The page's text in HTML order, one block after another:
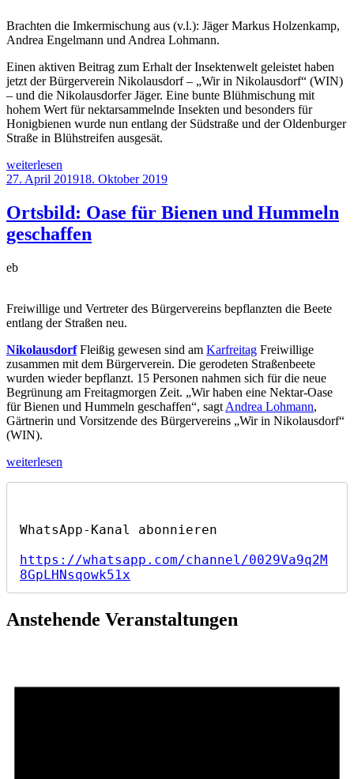
Brachten die Imkermischung aus (v.l.): Jäger Markus Holzenkamp,
Andrea Engelmann und Andrea Lohmann.
Einen aktiven Beitrag zum Erhalt der Insektenwelt geleistet haben
jetzt der Bürgerverein Nikolausdorf – „Wir in Nikolausdorf“ (WIN)
– und die Nikolausdorfer Jäger. Eine bunte Blühmischung mit
hohem Wert für nektarsammelnde Insekten und besonders für
Honigbienen wurde nun entlang der Südstraße und der Oldenburger
Straße in Blühstreifen ausgesät.
„Ökologie
Blühstreifen
Nikolausdorf
gesät“
weiterlesen
Veröffentlicht
27. April 201918. Oktober 2019
Ortsbild: Oase für Bienen und Hummeln
geschaffen
eb
Freiwillige und Vertreter des Bürgervereins bepflanzten die Beete
entlang der Straßen neu.
Nikolausdorf Fleißig gewesen sind am Karfreitag Freiwillige
zusammen mit dem Bürgerverein. Die gerodeten Straßenbeete
wurden wieder bepflanzt. 15 Personen nahmen sich für die neue
Begrünung am Freitagmorgen Zeit. „Wir haben eine Nektar-Oase
für Bienen und Hummeln geschaffen“, sagt Andrea Lohmann,
Gärtnerin und Vorsitzende des Bürgervereins „Wir in Nikolausdorf“
(WIN).
„Ortsbild:
Hummeln
weiterlesen
https://whatsapp.com/channel/0029Va9q2M
8GpLHNsqowk51x
Anstehende Veranstaltungen